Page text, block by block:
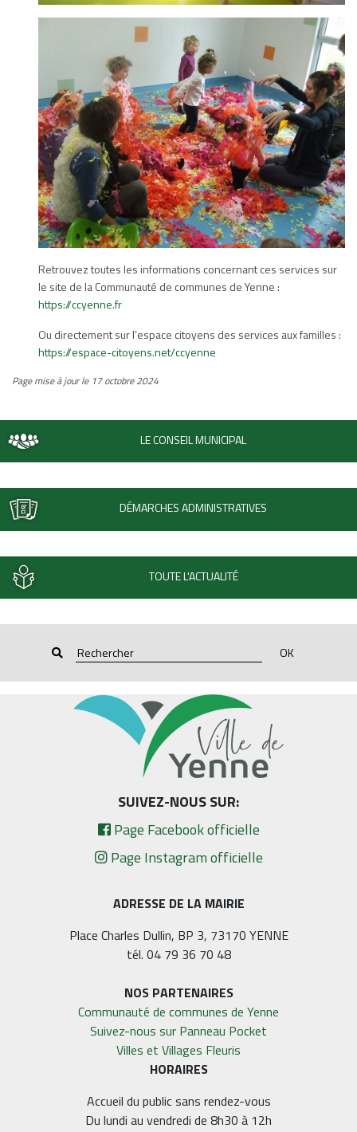
Retrouvez toutes les informations concernant ces services sur
le site de la Communauté de communes de Yenne :
https://ccyenne.fr
Ou directement sur l’espace citoyens des services aux familles :
https://espace-citoyens.net/ccyenne
Page mise à jour le 17 octobre 2024
LE CONSEIL MUNICIPAL
DÉMARCHES ADMINISTRATIVES
TOUTE L'ACTUALITÉ
OK
ADRESSE DE LA MAIRIE
Place Charles Dullin, BP 3, 73170 YENNE
tél. 04 79 36 70 48
NOS PARTENAIRES
Communauté de communes de Yenne
Suivez-nous sur Panneau Pocket
Villes et Villages Fleuris
SUIVEZ-NOUS SUR:
Page Facebook officielle
Page Instagram officielle
HORAIRES
Accueil du public sans rendez-vous
Du lundi au vendredi de 8h30 à 12h